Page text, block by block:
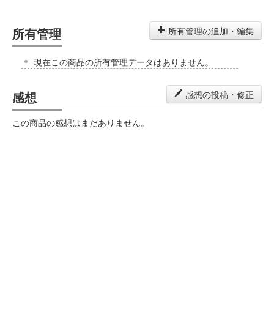
所有管理 所有管理の追加・編集
現在この商品の所有管理データはありません。
感想 感想の投稿・修正
この商品の感想はまだありません。